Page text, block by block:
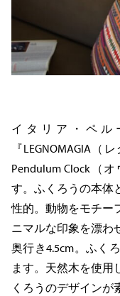
イタリア・ペル
『LEGNOMAGIA
Pendulum Clock（
す。ふくろうの本体
性的。動物をモチー
ニマルな印象を漂わ
奥行き4.5cm。ふく
ます。天然木を使用
くろうのデザインが